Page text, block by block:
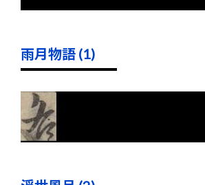
雨月物語 (1)